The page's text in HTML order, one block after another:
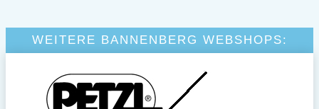
WEITERE BANNENBERG WEBSHOPS: